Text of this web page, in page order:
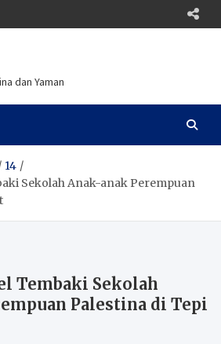
dan Yaman
14
Sekolah Anak-anak Perempuan
Tembaki Sekolah
Palestina di Tepi